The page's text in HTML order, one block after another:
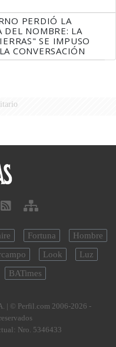
PERDIÓ LA
DEL NOMBRE: LA
SE IMPUSO
CONVERSACIÓN
Fortuna
Hombre
Look
Luz
BATimes
| © Perfil.com 2006-2026 -
Nro. 5346433